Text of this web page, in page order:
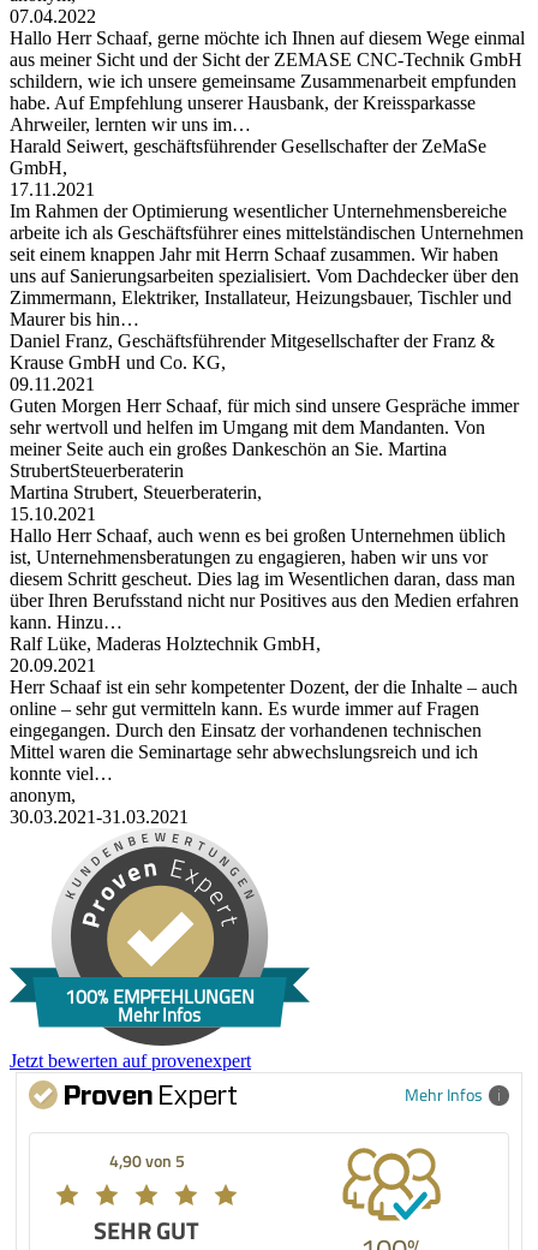
07.04.2022
Hallo Herr Schaaf, gerne möchte ich Ihnen auf diesem Wege einmal
aus meiner Sicht und der Sicht der ZEMASE CNC-Technik GmbH
schildern, wie ich unsere gemeinsame Zusammenarbeit empfunden
habe. Auf Empfehlung unserer Hausbank, der Kreissparkasse
Ahrweiler, lernten wir uns im…
Harald Seiwert, geschäftsführender Gesellschafter der ZeMaSe
GmbH,
17.11.2021
Im Rahmen der Optimierung wesentlicher Unternehmensbereiche
arbeite ich als Geschäftsführer eines mittelständischen Unternehmen
seit einem knappen Jahr mit Herrn Schaaf zusammen. Wir haben
uns auf Sanierungsarbeiten spezialisiert. Vom Dachdecker über den
Zimmermann, Elektriker, Installateur, Heizungsbauer, Tischler und
Maurer bis hin…
Daniel Franz, Geschäftsführender Mitgesellschafter der Franz &
Krause GmbH und Co. KG,
09.11.2021
Guten Morgen Herr Schaaf, für mich sind unsere Gespräche immer
sehr wertvoll und helfen im Umgang mit dem Mandanten. Von
meiner Seite auch ein großes Dankeschön an Sie. Martina
StrubertSteuerberaterin
Martina Strubert, Steuerberaterin,
15.10.2021
Hallo Herr Schaaf, auch wenn es bei großen Unternehmen üblich
ist, Unternehmensberatungen zu engagieren, haben wir uns vor
diesem Schritt gescheut. Dies lag im Wesentlichen daran, dass man
über Ihren Berufsstand nicht nur Positives aus den Medien erfahren
kann. Hinzu…
Ralf Lüke, Maderas Holztechnik GmbH,
20.09.2021
Herr Schaaf ist ein sehr kompetenter Dozent, der die Inhalte – auch
online – sehr gut vermitteln kann. Es wurde immer auf Fragen
eingegangen. Durch den Einsatz der vorhandenen technischen
Mittel waren die Seminartage sehr abwechslungsreich und ich
konnte viel…
anonym,
30.03.2021-31.03.2021
100% EMPFEHLUNGEN
Mehr Infos
Jetzt bewerten auf provenexpert
Mehr Infos
4,90 von 5
SEHR GUT